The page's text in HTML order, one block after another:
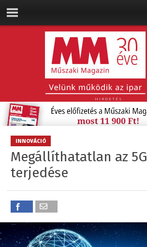
HIRDETÉS
INNOVÁCIÓ
Megállíthatatlan az 5G
terjedése